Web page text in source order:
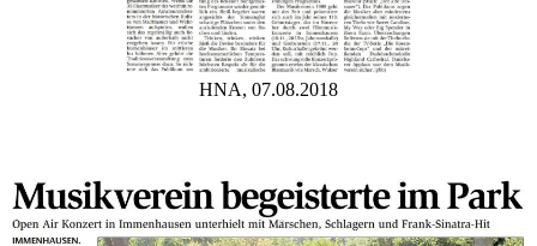
HNA, 07.08.2018